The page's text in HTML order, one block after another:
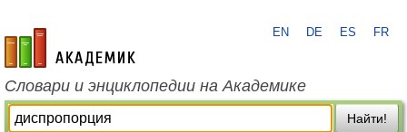
academic.ru
EN DE ES FR
Словари и энциклопедии на Академике
Найти!